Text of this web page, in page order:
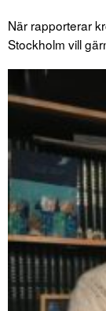
När rapporterar
Stockholm vill